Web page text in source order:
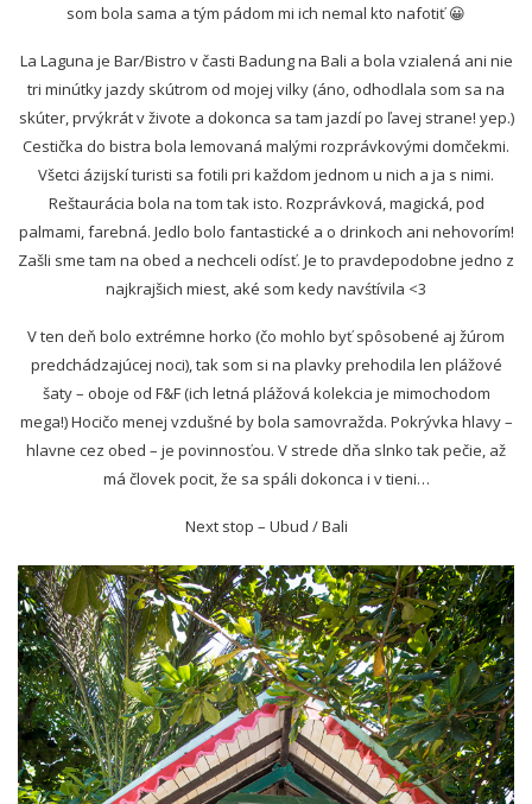
som bola sama a tým pádom mi ich nemal kto nafotiť 😀
La Laguna je Bar/Bistro v časti Badung na Bali a bola vzialená ani nie
tri minútky jazdy skútrom od mojej vilky (áno, odhodlala som sa na
skúter, prvýkrát v živote a dokonca sa tam jazdí po ľavej strane! yep.)
Cestička do bistra bola lemovaná malými rozprávkovými domčekmi.
Všetci ázijskí turisti sa fotili pri každom jednom u nich a ja s nimi.
Reštaurácia bola na tom tak isto. Rozprávková, magická, pod
palmami, farebná. Jedlo bolo fantastické a o drinkoch ani nehovorím!
Zašli sme tam na obed a nechceli odísť. Je to pravdepodobne jedno z
najkrajšich miest, aké som kedy navśtívila <3
V ten deň bolo extrémne horko (čo mohlo byť spôsobené aj žúrom
predchádzajúcej noci), tak som si na plavky prehodila len plážové
šaty – oboje od F&F (ich letná plážová kolekcia je mimochodom
mega!) Hocičo menej vzdušné by bola samovražda. Pokrývka hlavy –
hlavne cez obed – je povinnosťou. V strede dňa slnko tak pečie, až
má človek pocit, že sa spáli dokonca i v tieni…
Next stop – Ubud / Bali